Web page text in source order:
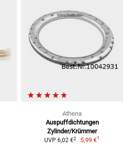
Athena
Auspuffdichtungen
Zylinder/Krümmer
UVP 6,02 €2 5,99 €1